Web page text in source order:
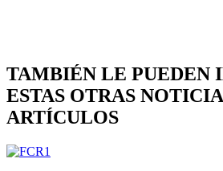
TAMBIÉN LE PUEDEN
ESTAS OTRAS
ARTÍCULOS